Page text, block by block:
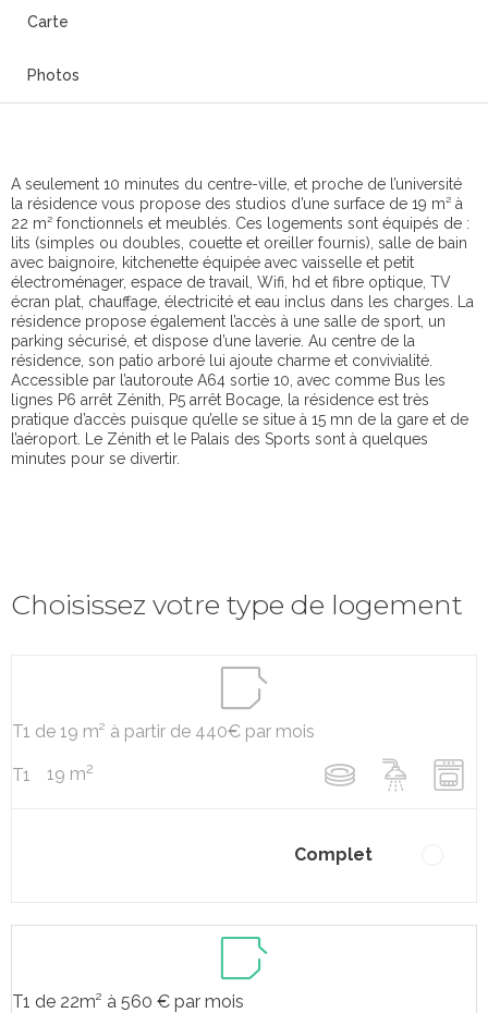
Carte
Photos
A seulement 10 minutes du centre-ville, et proche de l’université
la résidence vous propose des studios d’une surface de 19 m² à
22 m² fonctionnels et meublés. Ces logements sont équipés de :
lits (simples ou doubles, couette et oreiller fournis), salle de bain
avec baignoire, kitchenette équipée avec vaisselle et petit
électroménager, espace de travail, Wifi, hd et fibre optique, TV
écran plat, chauffage, électricité et eau inclus dans les charges. La
résidence propose également l’accès à une salle de sport, un
parking sécurisé, et dispose d’une laverie. Au centre de la
résidence, son patio arboré lui ajoute charme et convivialité.
Accessible par l’autoroute A64 sortie 10, avec comme Bus les
lignes P6 arrêt Zénith, P5 arrêt Bocage, la résidence est très
pratique d’accès puisque qu’elle se situe à 15 mn de la gare et de
l’aéroport. Le Zénith et le Palais des Sports sont à quelques
minutes pour se divertir.
Choisissez votre type de logement
T1 de 19 m² à partir de 440€ par mois
T1 19 m2
Complet
T1 de 22m² à 560 € par mois